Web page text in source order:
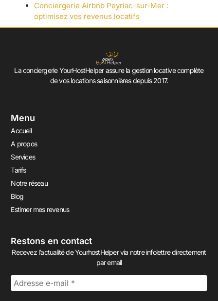
Conciergerie Airbnb Peyriac-sur-Mer :
optimisez vos revenus locatifs
La conciergerie YourHostHelper assure la gestion locative complète
de vos locations saisonnières depuis 2017.
Menu
Accueil
A propos
Services
Tarifs
Notre réseau
Blog
Estimer mes revenus
Restons en contact
Recevez l’actualité de YourhostHelper via notre infolettre directement
par email